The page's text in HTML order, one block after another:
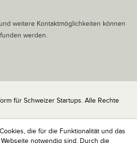
die für die Funktionalität und das
notwendig sind. Durch die
weitere Kontaktmöglichkeiten können
werden.
für Schweizer Startups. Alle Rechte